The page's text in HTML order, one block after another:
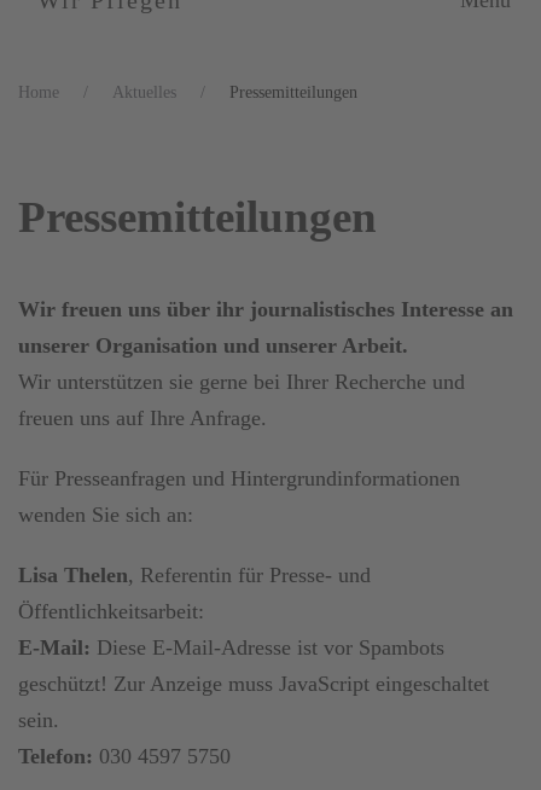
Home Aktuelles Pressemitteilungen
Pressemitteilungen
Wir freuen uns über ihr journalistisches Interesse an
unserer Organisation und unserer Arbeit.
Wir unterstützen sie gerne bei Ihrer Recherche und
freuen uns auf Ihre Anfrage.
Für Presseanfragen und Hintergrundinformationen
wenden Sie sich an:
Lisa Thelen, Referentin für Presse- und
Öffentlichkeitsarbeit:
E-Mail: Diese E-Mail-Adresse ist vor Spambots
geschützt! Zur Anzeige muss JavaScript eingeschaltet
sein.
Telefon: 030 4597 5750